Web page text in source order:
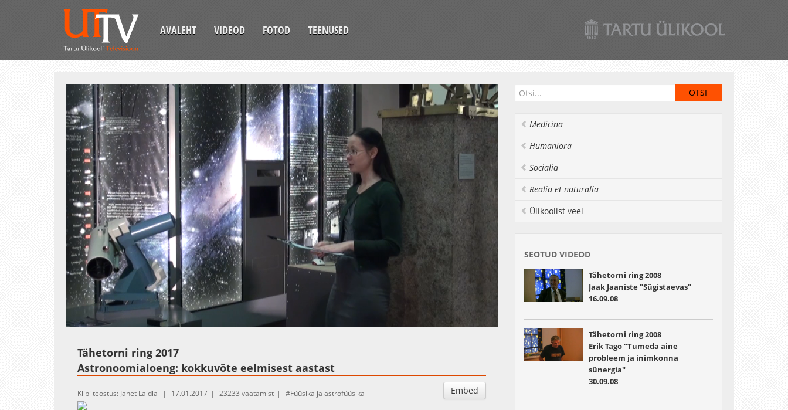
AVALEHT VIDEOD FOTOD TEENUSED
Unmute Auto
Tähetorni ring 2017
Astronoomialoeng: kokkuvõte eelmisest aastast
Embed
Klipi teostus: Janet Laidla 17.01.2017 23233 vaatamist Füüsika ja astrofüüsika
Medicina
Humaniora
Socialia
Realia et naturalia
Ülikoolist veel
SEOTUD VIDEOD
Tähetorni ring 2008
Jaak Jaaniste "Sügistaevas"
16.09.08
Tähetorni ring 2008
Erik Tago "Tumeda aine
probleem ja inimkonna
sünergia"
30.09.08